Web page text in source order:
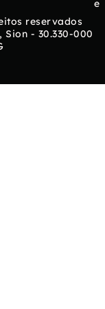
e
reservados
Sion - 30.330-000